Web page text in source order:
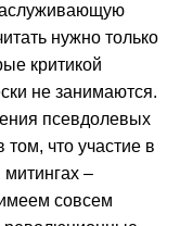
нужно только
критикой
не занимаются.
псевдолевых
что участие в
митингах –
совсем